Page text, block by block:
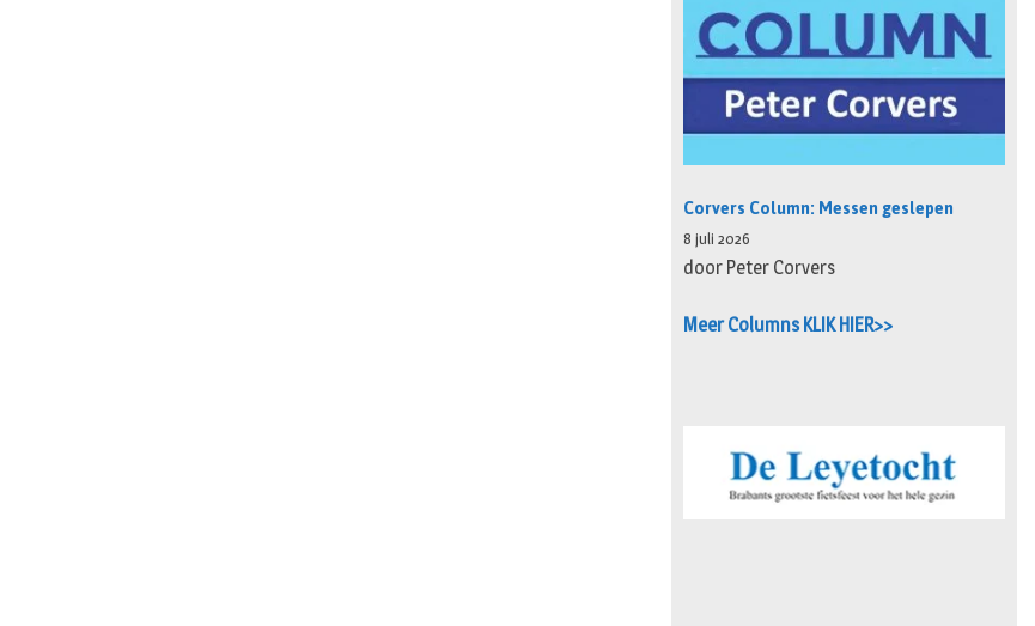
Corvers Column: Messen geslepen
8 juli 2026
door Peter Corvers
Meer Columns KLIK HIER>>